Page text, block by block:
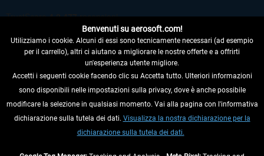
RECEDERE DAL CONTRATTO
INFORMAZIONI
Benvenuti su aerosoft.com!
Utilizziamo i cookie. Alcuni di essi sono tecnicamente necessari (ad esempio
per il carrello), altri ci aiutano a migliorare le nostre offerte e a offrirti
un'esperienza utente migliore.
Accetti i seguenti cookie facendo clic su Accetta tutto. Ulteriori informazioni
sono disponibili nelle impostazioni sulla privacy, dove è anche possibile
modificare la selezione in qualsiasi momento. Vai alla pagina con l'informativa
dichiarazione sulla tutela dei dati. Visualizza la nostra dichiarazione per la
dichiarazione sulla tutela dei dati.